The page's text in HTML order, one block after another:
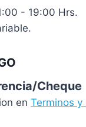
- 19:00 Hrs.
Cheque
en Terminos y